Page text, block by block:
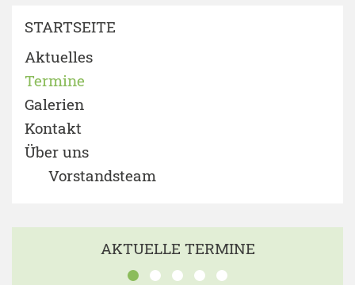
STARTSEITE
Aktuelles
Termine
Galerien
Kontakt
Über uns
Vorstandsteam
AKTUELLE TERMINE